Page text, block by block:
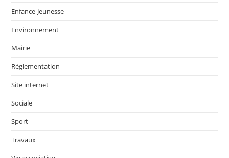
Enfance-Jeunesse
Environnement
Mairie
Réglementation
Site internet
Sociale
Sport
Travaux